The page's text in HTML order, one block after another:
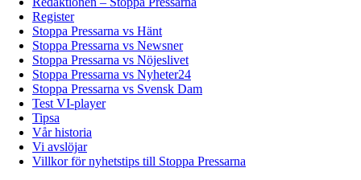
Register
Stoppa Pressarna vs Hänt
Stoppa Pressarna vs Newsner
Stoppa Pressarna vs Nöjeslivet
Stoppa Pressarna vs Nyheter24
Stoppa Pressarna vs Svensk Dam
Test VI-player
Tipsa
Vår historia
Vi avslöjar
Villkor för nyhetstips till Stoppa Pressarna